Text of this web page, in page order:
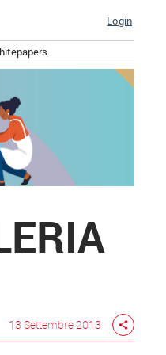
Login
13 Settembre 2013 share